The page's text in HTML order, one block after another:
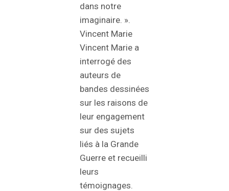
dans notre
imaginaire. ».
Vincent Marie
Vincent Marie a
interrogé des
auteurs de
bandes dessinées
sur les raisons de
leur engagement
sur des sujets
liés à la Grande
Guerre et recueilli
leurs
témoignages.